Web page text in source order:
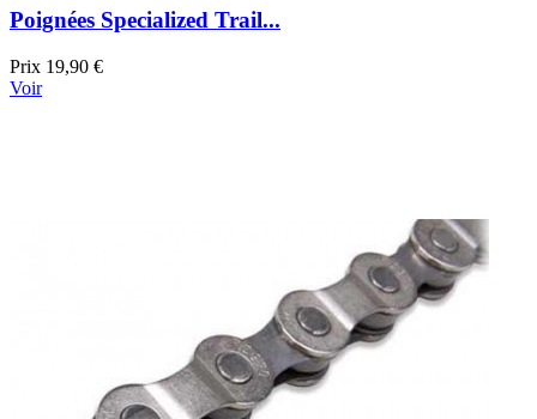
Poignées Specialized Trail...
Prix 19,90 €
Voir